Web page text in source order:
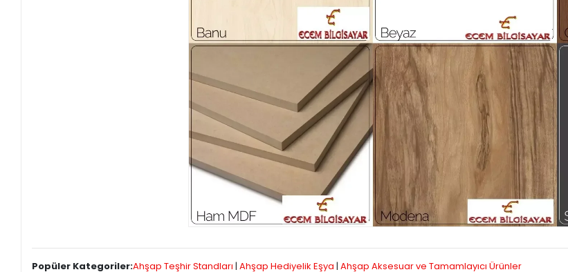
Popüler Kategoriler:Ahşap Teşhir Standları |Ahşap Hediyelik Eşya |Ahşap Aksesuar ve Tamamlayıcı Ürünler